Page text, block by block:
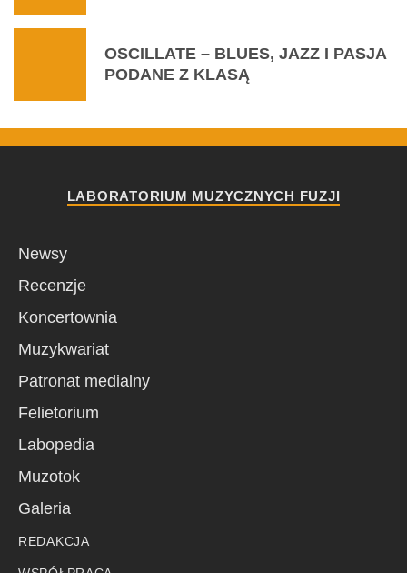
OSCILLATE – BLUES, JAZZ I PASJA
PODANE Z KLASĄ
LABORATORIUM MUZYCZNYCH FUZJI
Newsy
Recenzje
Koncertownia
Muzykwariat
Patronat medialny
Felietorium
Labopedia
Muzotok
Galeria
REDAKCJA